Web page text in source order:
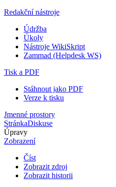
Redakční nástroje
Údržba
Úkoly
Nástroje WikiSkript
Zammad (Helpdesk WS)
Tisk a PDF
Stáhnout jako PDF
Verze k tisku
Jmenné prostory
StránkaDiskuse
Úpravy
Zobrazení
Číst
Zobrazit zdroj
Zobrazit historii